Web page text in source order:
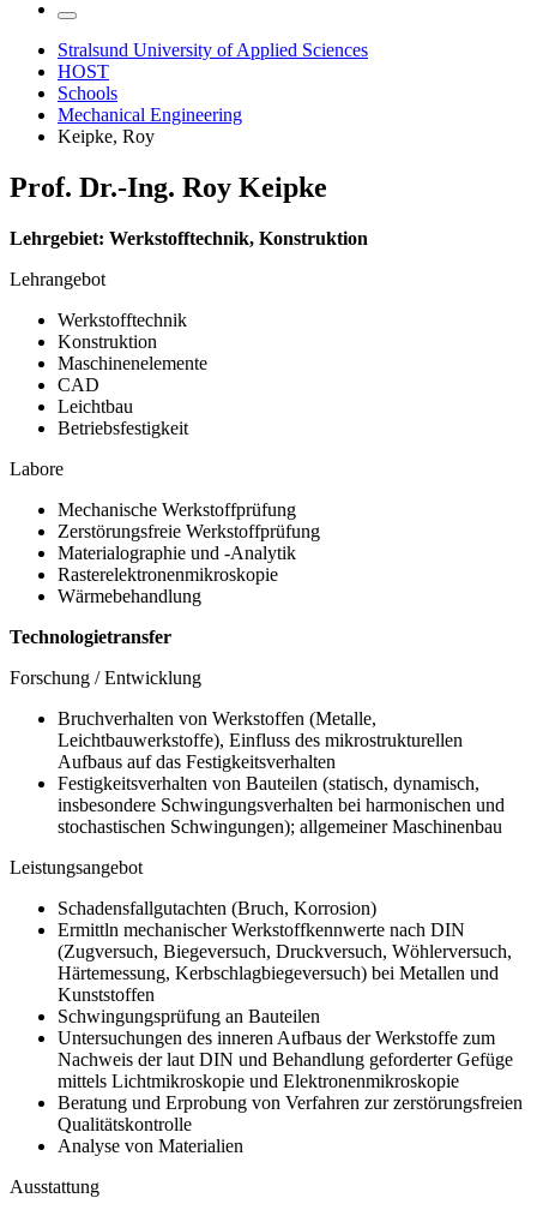
Stralsund University of Applied Sciences
HOST
Schools
Mechanical Engineering
Keipke, Roy
Prof. Dr.-Ing. Roy Keipke
Lehrgebiet: Werkstofftechnik, Konstruktion
Lehrangebot
Werkstofftechnik
Konstruktion
Maschinenelemente
CAD
Leichtbau
Betriebsfestigkeit
Labore
Mechanische Werkstoffprüfung
Zerstörungsfreie Werkstoffprüfung
Materialographie und -Analytik
Rasterelektronenmikroskopie
Wärmebehandlung
Technologietransfer
Forschung / Entwicklung
Bruchverhalten von Werkstoffen (Metalle,
Leichtbauwerkstoffe), Einfluss des mikrostrukturellen
Aufbaus auf das Festigkeitsverhalten
Festigkeitsverhalten von Bauteilen (statisch, dynamisch,
insbesondere Schwingungsverhalten bei harmonischen und
stochastischen Schwingungen); allgemeiner Maschinenbau
Leistungsangebot
Schadensfallgutachten (Bruch, Korrosion)
Ermittln mechanischer Werkstoffkennwerte nach DIN
(Zugversuch, Biegeversuch, Druckversuch, Wöhlerversuch,
Härtemessung, Kerbschlagbiegeversuch) bei Metallen und
Kunststoffen
Schwingungsprüfung an Bauteilen
Untersuchungen des inneren Aufbaus der Werkstoffe zum
Nachweis der laut DIN und Behandlung geforderter Gefüge
mittels Lichtmikroskopie und Elektronenmikroskopie
Beratung und Erprobung von Verfahren zur zerstörungsfreien
Qualitätskontrolle
Analyse von Materialien
Ausstattung